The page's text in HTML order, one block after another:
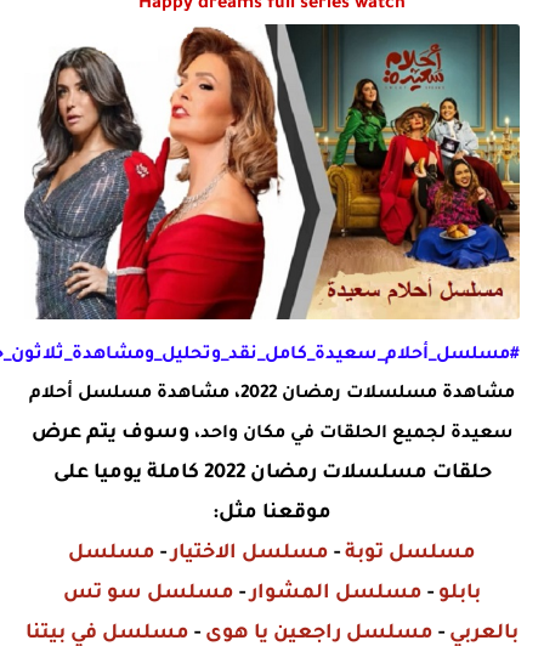
Happy dreams full series watch
#
مشاهدة مسلسلات رمضان 2022، مشاهدة
مسلسل أحلام
سعيدة لجميع الحلقات في مكان واحد، وسوف يتم عرض
حلقات مسلسلات رمضان 2022 كاملة يوميا على
موقعنا مثل:
مسلسل توبة- مسلسل الاختيار- مسلسل
بابلو - مسلسل المشوار- مسلسل سو تس
بالعربي - مسلسل راجعين يا هوى - مسلسل في بيتنا